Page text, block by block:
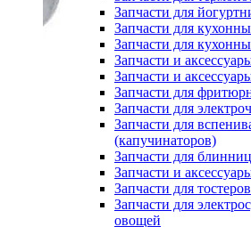
Запчасти для
Запчасти для
Запчасти для
Запчасти и
Запчасти и
Запчасти для
Запчасти для
Запчасти для
(капучинаторов)
Запчасти для блинниц
Запчасти и
Запчасти для тостеров
Запчасти для
овощей